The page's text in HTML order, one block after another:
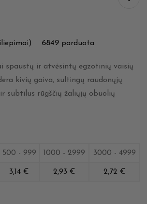
6849 parduota
spaustų ir atvėsintų egzotinių vaisių
kivių gaiva, sultingų raudonųjų
subtilus rūgščių žaliųjų obuolių
500 - 999 1000 - 2999 3000 - 4999
3,14 € 2,93 € 2,72 €